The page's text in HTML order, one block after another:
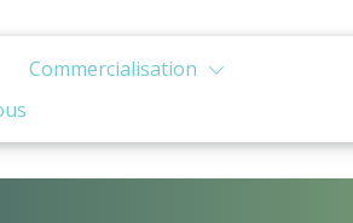
Commercialisation